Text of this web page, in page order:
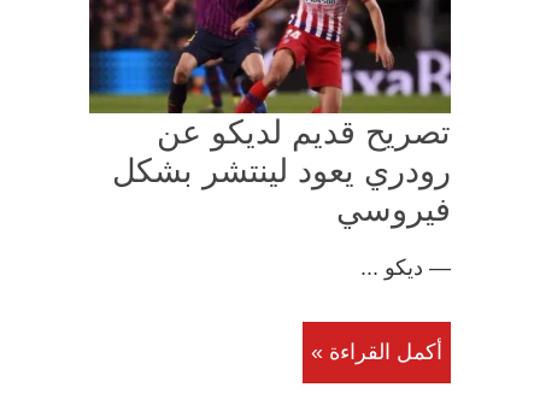
تصريح قديم لديكو عن
رودري يعود لينتشر بشكل
فيروسي
— ديكو ...
أكمل القراءة »